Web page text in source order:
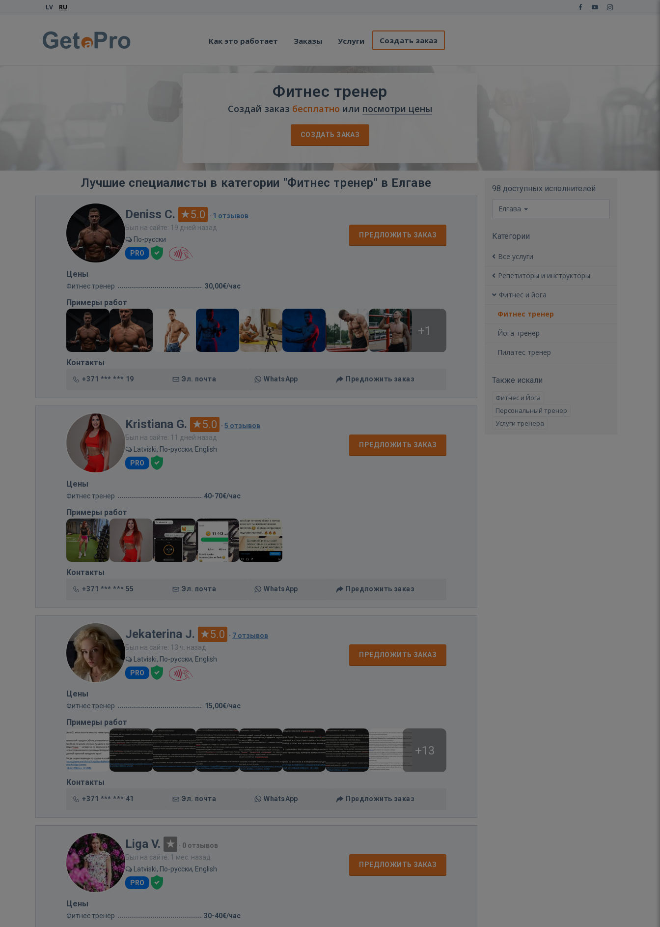
LV RU
Как это работает Заказы Услуги Создать заказ
Фитнес тренер
Создай заказ бесплатно или посмотри цены
СОЗДАТЬ ЗАКАЗ
Лучшие специалисты в категории "Фитнес тренер" в Елгаве
Deniss C. 5.0 · 1 отзывов
Был на сайте: 19 дней назад
По-русски
PRO
ПРЕДЛОЖИТЬ ЗАКАЗ
Цены
Фитнес тренер 30,00€/час
Примеры работ
+1
Контакты
+371 *** *** 19 Эл. почта WhatsApp Предложить заказ
Kristiana G. 5.0 · 5 отзывов
Был на сайте: 11 дней назад
Latviski, По-русски, English
PRO
ПРЕДЛОЖИТЬ ЗАКАЗ
Цены
Фитнес тренер 40-70€/час
Примеры работ
Контакты
+371 *** *** 55 Эл. почта WhatsApp Предложить заказ
Jekaterina J. 5.0 · 7 отзывов
Был на сайте: 13 ч. назад
Latviski, По-русски, English
PRO
ПРЕДЛОЖИТЬ ЗАКАЗ
Цены
Фитнес тренер 15,00€/час
Примеры работ
+13
Контакты
+371 *** *** 41 Эл. почта WhatsApp Предложить заказ
Liga V. · 0 отзывов
Был на сайте: 1 мес. назад
Latviski, По-русски, English
PRO
ПРЕДЛОЖИТЬ ЗАКАЗ
Цены
Фитнес тренер 30-40€/час
98 доступных исполнителей
Елгава
Категории
Все услуги
Репетиторы и инструкторы
Фитнес и йога
Фитнес тренер
Йога тренер
Пилатес тренер
Также искали
Фитнес и Йога
Персональный тренер
Услуги тренера